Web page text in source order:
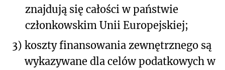
znajdują się całości w państwie
członkowskim Unii Europejskiej;
3) koszty finansowania zewnętrznego są
wykazywane dla celów podatkowych w